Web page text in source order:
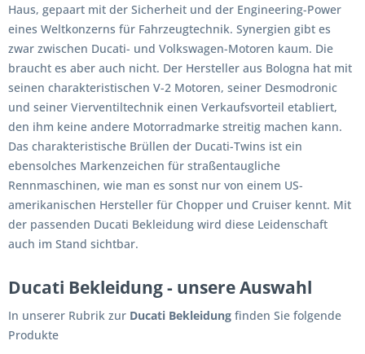
Haus, gepaart mit der Sicherheit und der Engineering-Power
eines Weltkonzerns für Fahrzeugtechnik. Synergien gibt es
zwar zwischen Ducati- und Volkswagen-Motoren kaum. Die
braucht es aber auch nicht. Der Hersteller aus Bologna hat mit
seinen charakteristischen V-2 Motoren, seiner Desmodronic
und seiner Vierventiltechnik einen Verkaufsvorteil etabliert,
den ihm keine andere Motorradmarke streitig machen kann.
Das charakteristische Brüllen der Ducati-Twins ist ein
ebensolches Markenzeichen für straßentaugliche
Rennmaschinen, wie man es sonst nur von einem US-
amerikanischen Hersteller für Chopper und Cruiser kennt. Mit
der passenden Ducati Bekleidung wird diese Leidenschaft
auch im Stand sichtbar.
Ducati Bekleidung - unsere Auswahl
In unserer Rubrik zur Ducati Bekleidung finden Sie folgende
Produkte